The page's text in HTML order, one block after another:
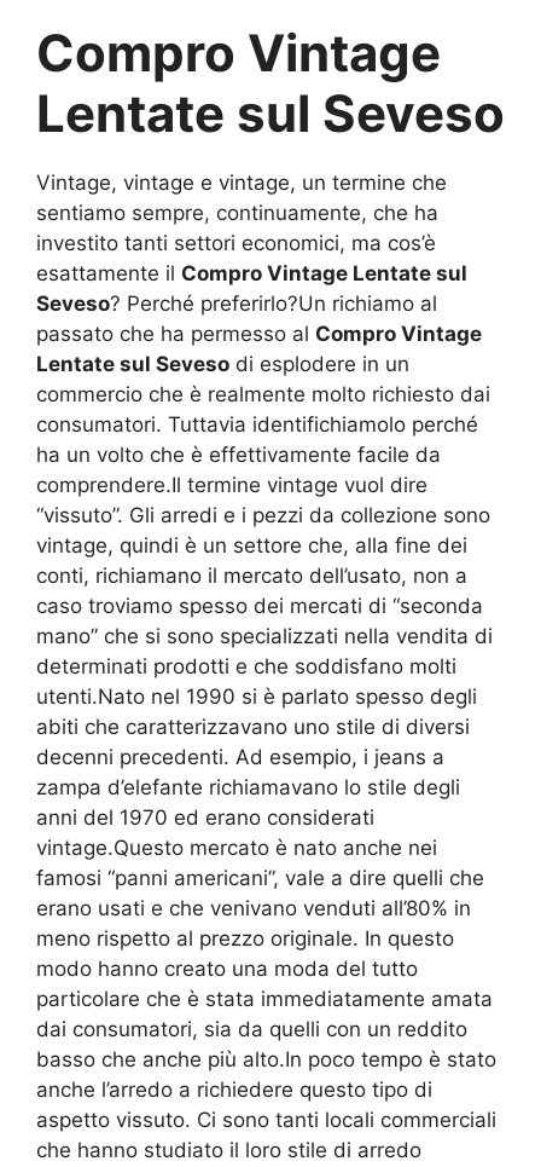
Compro Vintage
Lentate sul Seveso
Vintage, vintage e vintage, un termine che
sentiamo sempre, continuamente, che ha
investito tanti settori economici, ma cos’è
esattamente il Compro Vintage Lentate sul
Seveso? Perché preferirlo?Un richiamo al
passato che ha permesso al Compro Vintage
Lentate sul Seveso di esplodere in un
commercio che è realmente molto richiesto dai
consumatori. Tuttavia identifichiamolo perché
ha un volto che è effettivamente facile da
comprendere.Il termine vintage vuol dire
“vissuto”. Gli arredi e i pezzi da collezione sono
vintage, quindi è un settore che, alla fine dei
conti, richiamano il mercato dell’usato, non a
caso troviamo spesso dei mercati di “seconda
mano” che si sono specializzati nella vendita di
determinati prodotti e che soddisfano molti
utenti.Nato nel 1990 si è parlato spesso degli
abiti che caratterizzavano uno stile di diversi
decenni precedenti. Ad esempio, i jeans a
zampa d’elefante richiamavano lo stile degli
anni del 1970 ed erano considerati
vintage.Questo mercato è nato anche nei
famosi “panni americani”, vale a dire quelli che
erano usati e che venivano venduti all’80% in
meno rispetto al prezzo originale. In questo
modo hanno creato una moda del tutto
particolare che è stata immediatamente amata
dai consumatori, sia da quelli con un reddito
basso che anche più alto.In poco tempo è stato
anche l’arredo a richiedere questo tipo di
aspetto vissuto. Ci sono tanti locali commerciali
che hanno studiato il loro stile di arredo